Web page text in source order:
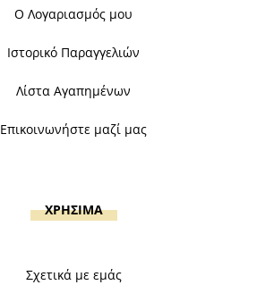
Ο Λογαριασμός μου
Ιστορικό Παραγγελιών
Λίστα Αγαπημένων
Επικοινωνήστε μαζί μας
ΧΡΗΣΙΜΑ
Σχετικά με εμάς